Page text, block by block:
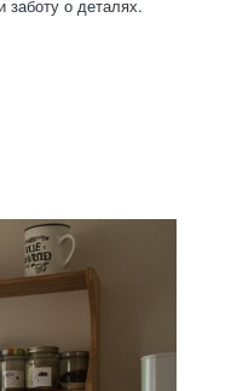
заботу о деталях.